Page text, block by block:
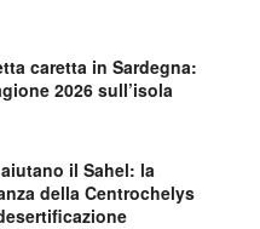
caretta in Sardegna:
2026 sull’isola
il Sahel: la
della Centrochelys